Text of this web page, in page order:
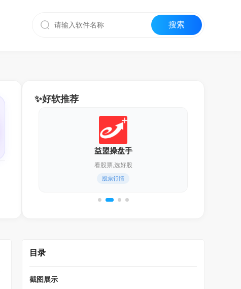
✨好软推荐
迅雷17
化繁为简,更轻快！
通用下载器
目录
截图展示